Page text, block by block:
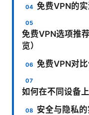
免费VPN的
免费VPN选项推
览）
免费VPN对
如何在不同设备
安全与隐私